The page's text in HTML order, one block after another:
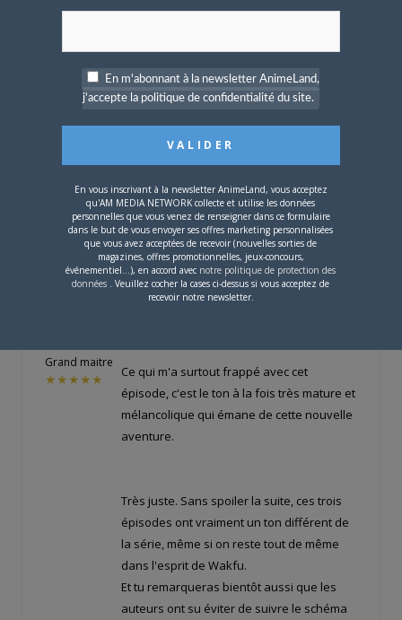
un rôle plus important quecelui qui voulait
faire brûler les forêts Sadida pour son
chauffage !Les remarques d'un autre
agit principalement pour son peuple
serai curieuse de voir comment ses actes
et son comportement vis-à-vis de la
communauté du Tofu pourraient évoluer…
Grand maitre
★★★★★
Feanor-Curufinwe LE26 OCTOBRE 2014 À 19
H 15 MIN
Ce qui m'a surtout frappé avec cet
épisode, c'est le ton à la fois très mature et
mélancolique qui émane de cette nouvelle
aventure.
Très juste. Sans spoiler la suite, ces trois
épisodes ont vraiment un ton différent de
la série, même si on reste tout de même
dans l'esprit de Wakfu.
Et tu remarqueras bientôt aussi que les
auteurs ont su éviter de suivre le schéma
En m'abonnant à la newsletter AnimeLand,
j'accepte la politique de confidentialité du site.
En vous inscrivant à la newsletter AnimeLand, vous acceptez
qu'AM MEDIA NETWORK collecte et utilise les données
personnelles que vous venez de renseigner dans ce formulaire
dans le but de vous envoyer ses offres marketing personnalisées
que vous avez acceptées de recevoir (nouvelles sorties de
magazines, offres promotionnelles, jeux-concours,
événementiel...), en accord avec notre politique de protection des
données . Veuillez cocher la cases ci-dessus si vous acceptez de
recevoir notre newsletter.